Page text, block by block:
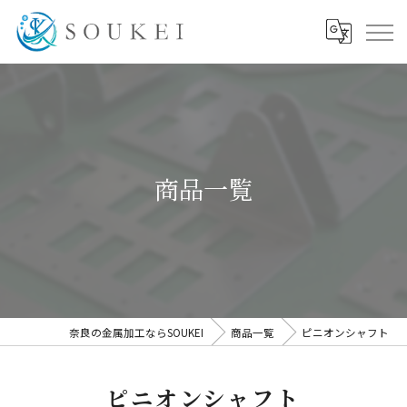
商品一覧
奈良の金属加工ならSOUKEI 商品一覧 ピニオンシャフト
ピニオンシャフト